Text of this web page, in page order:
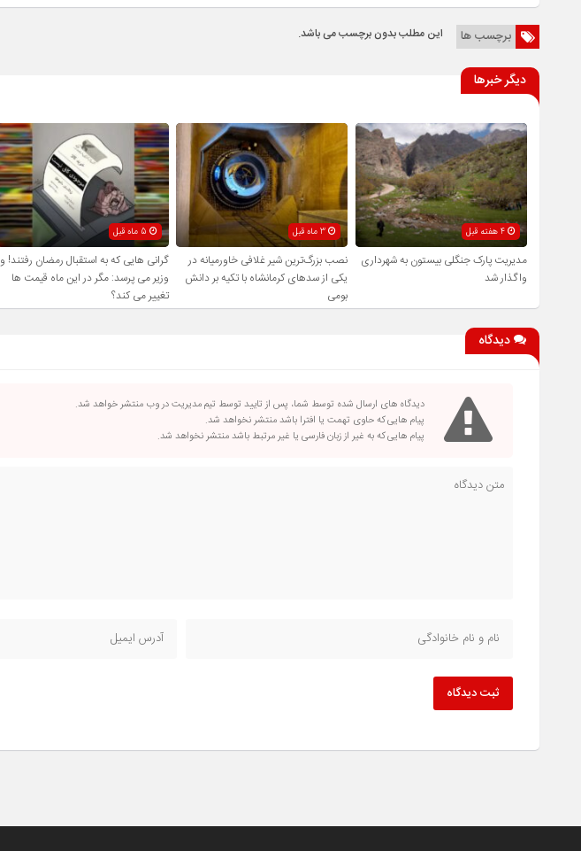
برچسب ها این مطلب بدون برچسب می باشد.
دیگر خبرها
4 هفته قبل
مدیریت پارک جنگلی بیستون به شهرداری
واگذار شد
3 ماه قبل
نصب بزرگ‌ترین شیر غلافی خاورمیانه در
یکی از سدهای کرمانشاه با تکیه بر دانش
بومی
گرانی هایی که به استقبال رمضان رفتند! و
وزیر می پرسد: مگر در این ماه قیمت ها
تغییر می کند؟
دیدگاه
دیدگاه های ارسال شده توسط شما، پس از تایید توسط تیم مدیریت در وب منتشر خواهد شد.
پیام هایی که حاوی تهمت یا افترا باشد منتشر نخواهد شد.
پیام هایی که به غیر از زبان فارسی یا غیر مرتبط باشد منتشر نخواهد شد.
ثبت دیدگاه